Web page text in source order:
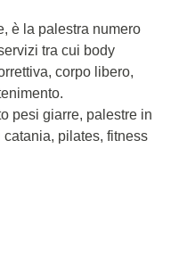
è la palestra numero
tra cui body
corpo libero,
pesi giarre, palestre in
pilates, fitness